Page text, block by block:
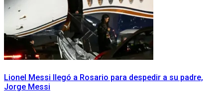
Lionel Messi llegó a Rosario para despedir a su padre,
Jorge Messi